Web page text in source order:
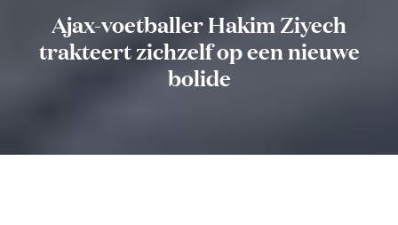
Ajax-voetballer Hakim Ziyech
trakteert zichzelf op een nieuwe
bolide